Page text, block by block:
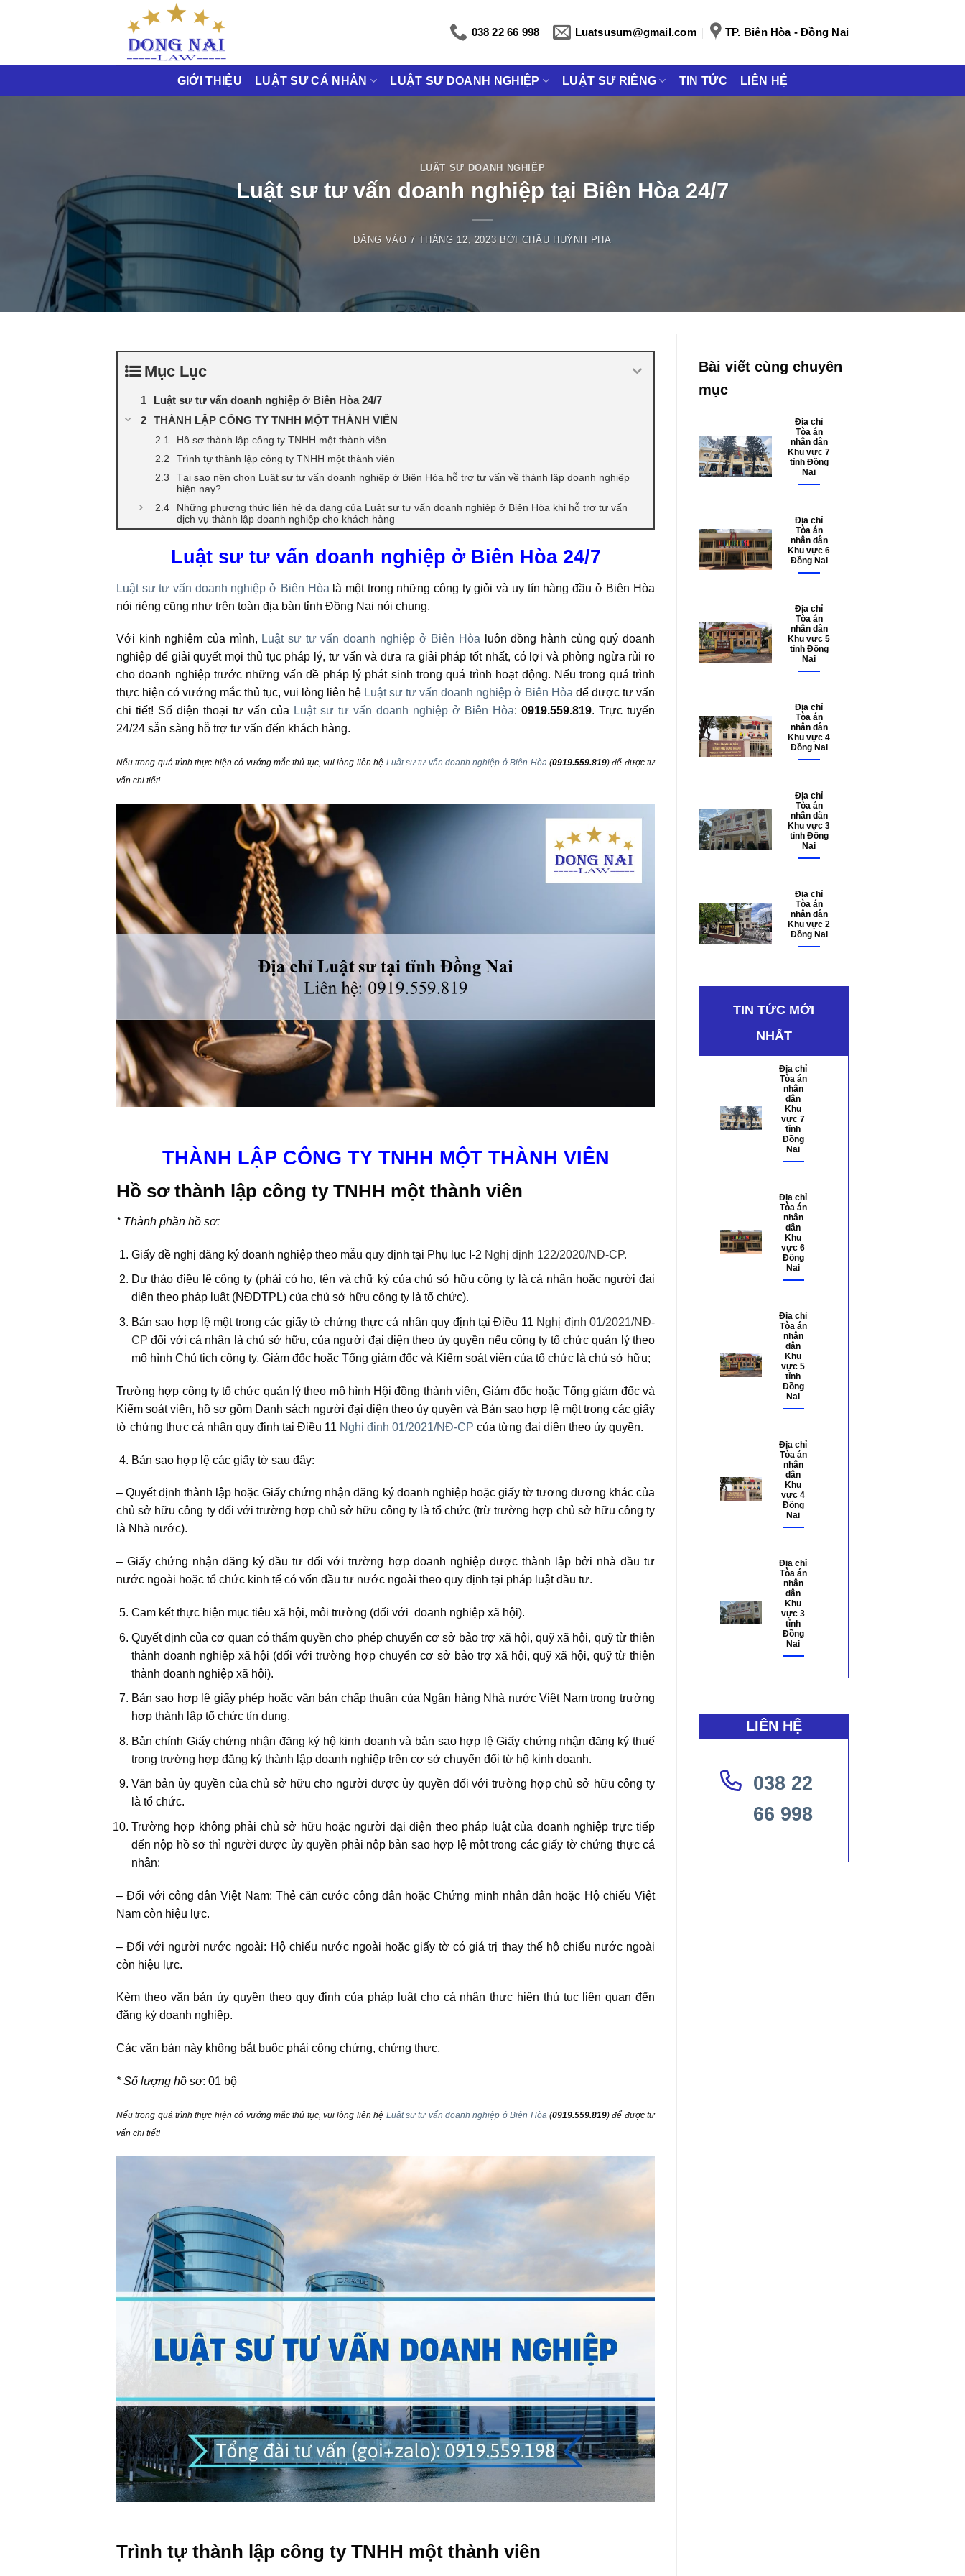
038 22 66 998 Luatsusum@gmail.com TP. Biên Hòa - Đồng Nai
GIỚI THIỆU LUẬT SƯ CÁ NHÂN LUẬT SƯ DOANH NGHIỆP LUẬT SƯ RIÊNG TIN TỨC LIÊN HỆ
LUẬT SƯ DOANH NGHIỆP
Luật sư tư vấn doanh nghiệp tại Biên Hòa 24/7
ĐĂNG VÀO7 THÁNG 12, 2023 BỞI CHÂU HUỲNH PHA
Mục Lục
Luật sư tư vấn doanh nghiệp ở Biên Hòa 24/7
THÀNH LẬP CÔNG TY TNHH MỘT THÀNH VIÊN
Hồ sơ thành lập công ty TNHH một thành viên
Trình tự thành lập công ty TNHH một thành viên
Tại sao nên chọn Luật sư tư vấn doanh nghiệp ở Biên Hòa hỗ trợ tư vấn về thành lập doanh nghiệp
hiện nay?
Những phương thức liên hệ đa dạng của Luật sư tư vấn doanh nghiệp ở Biên Hòa khi hỗ trợ tư vấn
dịch vụ thành lập doanh nghiệp cho khách hàng
Luật sư tư vấn doanh nghiệp ở Biên Hòa 24/7
Luật sư tư vấn doanh nghiệp ở Biên Hòa là một trong những công ty giỏi và uy tín hàng đầu ở Biên Hòa
nói riêng cũng như trên toàn địa bàn tỉnh Đồng Nai nói chung.
Với kinh nghiệm của mình, Luật sư tư vấn doanh nghiệp ở Biên Hòa luôn đồng hành cùng quý doanh
nghiệp để giải quyết mọi thủ tục pháp lý, tư vấn và đưa ra giải pháp tốt nhất, có lợi và phòng ngừa rủi ro
cho doanh nghiệp trước những vấn đề pháp lý phát sinh trong quá trình hoạt động. Nếu trong quá trình
thực hiện có vướng mắc thủ tục, vui lòng liên hệ Luật sư tư vấn doanh nghiệp ở Biên Hòa để được tư vấn
chi tiết! Số điện thoại tư vấn của Luật sư tư vấn doanh nghiệp ở Biên Hòa: 0919.559.819. Trực tuyến
24/24 sẵn sàng hỗ trợ tư vấn đến khách hàng.
Nếu trong quá trình thực hiện có vướng mắc thủ tục, vui lòng liên hệ Luật sư tư vấn doanh nghiệp ở Biên Hòa(0919.559.819) để được tư
vấn chi tiết!
THÀNH LẬP CÔNG TY TNHH MỘT THÀNH VIÊN
Hồ sơ thành lập công ty TNHH một thành viên
* Thành phần hồ sơ:
Giấy đề nghị đăng ký doanh nghiệp theo mẫu quy định tại Phụ lục I-2 Nghị định 122/2020/NĐ-CP.
Dự thảo điều lệ công ty (phải có họ, tên và chữ ký của chủ sở hữu công ty là cá nhân hoặc người đại
diện theo pháp luật (NĐDTPL) của chủ sở hữu công ty là tổ chức).
Bản sao hợp lệ một trong các giấy tờ chứng thực cá nhân quy định tại Điều 11 Nghị định 01/2021/NĐ-
CP đối với cá nhân là chủ sở hữu, của người đại diện theo ủy quyền nếu công ty tổ chức quản lý theo
mô hình Chủ tịch công ty, Giám đốc hoặc Tổng giám đốc và Kiểm soát viên của tổ chức là chủ sở hữu;
Trường hợp công ty tổ chức quản lý theo mô hình Hội đồng thành viên, Giám đốc hoặc Tổng giám đốc và
Kiểm soát viên, hồ sơ gồm Danh sách người đại diện theo ủy quyền và Bản sao hợp lệ một trong các giấy
tờ chứng thực cá nhân quy định tại Điều 11 Nghị định 01/2021/NĐ-CP của từng đại diện theo ủy quyền.
Bản sao hợp lệ các giấy tờ sau đây:
– Quyết định thành lập hoặc Giấy chứng nhận đăng ký doanh nghiệp hoặc giấy tờ tương đương khác của
chủ sở hữu công ty đối với trường hợp chủ sở hữu công ty là tổ chức (trừ trường hợp chủ sở hữu công ty
là Nhà nước).
– Giấy chứng nhận đăng ký đầu tư đối với trường hợp doanh nghiệp được thành lập bởi nhà đầu tư
nước ngoài hoặc tổ chức kinh tế có vốn đầu tư nước ngoài theo quy định tại pháp luật đầu tư.
Cam kết thực hiện mục tiêu xã hội, môi trường (đối với doanh nghiệp xã hội).
Quyết định của cơ quan có thẩm quyền cho phép chuyển cơ sở bảo trợ xã hội, quỹ xã hội, quỹ từ thiện
thành doanh nghiệp xã hội (đối với trường hợp chuyển cơ sở bảo trợ xã hội, quỹ xã hội, quỹ từ thiện
thành doanh nghiệp xã hội).
Bản sao hợp lệ giấy phép hoặc văn bản chấp thuận của Ngân hàng Nhà nước Việt Nam trong trường
hợp thành lập tổ chức tín dụng.
Bản chính Giấy chứng nhận đăng ký hộ kinh doanh và bản sao hợp lệ Giấy chứng nhận đăng ký thuế
trong trường hợp đăng ký thành lập doanh nghiệp trên cơ sở chuyển đổi từ hộ kinh doanh.
Văn bản ủy quyền của chủ sở hữu cho người được ủy quyền đối với trường hợp chủ sở hữu công ty
là tổ chức.
Trường hợp không phải chủ sở hữu hoặc người đại diện theo pháp luật của doanh nghiệp trực tiếp
đến nộp hồ sơ thì người được ủy quyền phải nộp bản sao hợp lệ một trong các giấy tờ chứng thực cá
nhân:
– Đối với công dân Việt Nam: Thẻ căn cước công dân hoặc Chứng minh nhân dân hoặc Hộ chiếu Việt
Nam còn hiệu lực.
– Đối với người nước ngoài: Hộ chiếu nước ngoài hoặc giấy tờ có giá trị thay thế hộ chiếu nước ngoài
còn hiệu lực.
Kèm theo văn bản ủy quyền theo quy định của pháp luật cho cá nhân thực hiện thủ tục liên quan đến
đăng ký doanh nghiệp.
Các văn bản này không bắt buộc phải công chứng, chứng thực.
* Số lượng hồ sơ: 01 bộ
Nếu trong quá trình thực hiện có vướng mắc thủ tục, vui lòng liên hệ Luật sư tư vấn doanh nghiệp ở Biên Hòa (0919.559.819) để được tư
vấn chi tiết!
Trình tự thành lập công ty TNHH một thành viên
Bài viết cùng chuyên
mục
Địa chỉ
Tòa án
nhân dân
Khu vực 7
tỉnh Đồng
Nai
Địa chỉ
Tòa án
nhân dân
Khu vực 6
Đồng Nai
Địa chỉ
Tòa án
nhân dân
Khu vực 5
tỉnh Đồng
Nai
Địa chỉ
Tòa án
nhân dân
Khu vực 4
Đồng Nai
Địa chỉ
Tòa án
nhân dân
Khu vực 3
tỉnh Đồng
Nai
Địa chỉ
Tòa án
nhân dân
Khu vực 2
Đồng Nai
TIN TỨC MỚI
NHẤT
Địa chỉ
Tòa án
nhân
dân
Khu
vực 7
tỉnh
Đồng
Nai
Địa chỉ
Tòa án
nhân
dân
Khu
vực 6
Đồng
Nai
Địa chỉ
Tòa án
nhân
dân
Khu
vực 5
tỉnh
Đồng
Nai
Địa chỉ
Tòa án
nhân
dân
Khu
vực 4
Đồng
Nai
Địa chỉ
Tòa án
nhân
dân
Khu
vực 3
tỉnh
Đồng
Nai
LIÊN HỆ
038 22
66 998